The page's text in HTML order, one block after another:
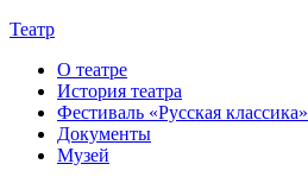
Театр
О театре
История театра
Фестиваль «Русская классика»
Документы
Музей